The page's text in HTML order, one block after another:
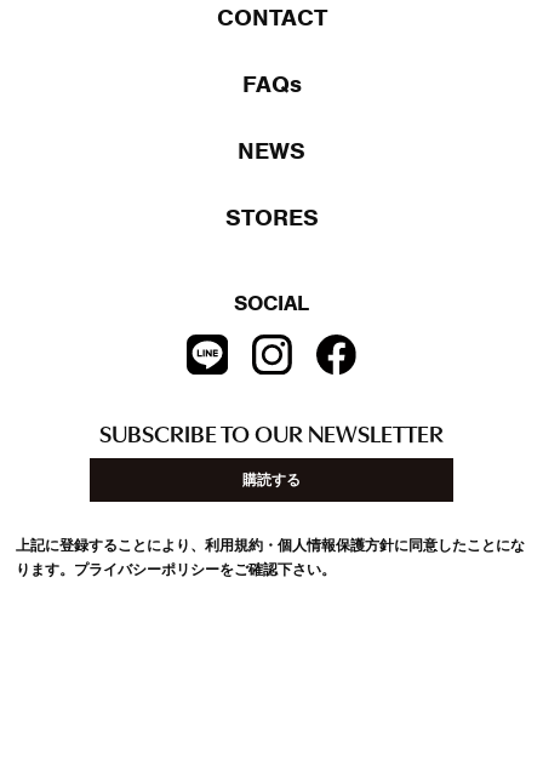
CONTACT
FAQs
NEWS
STORES
SOCIAL
SUBSCRIBE TO OUR NEWSLETTER
購読する
上記に登録することにより、利用規約・個人情報保護方針に同意したことにな
ります。 プライバシーポリシーをご確認下さい。